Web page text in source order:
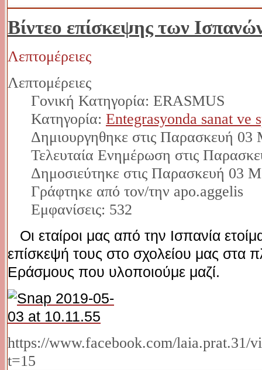
Βίντεο επίσκεψης των
Λεπτομέρειες
Λεπτομέρειες
Γονική Κατηγορία: ERASMUS
Κατηγορία: Entegrasyonda sanat ve
Δημιουργηθηκε στις Παρασκευή
Τελευταία Ενημέρωση στις
Δημοσιεύτηκε στις Παρασκευή 03
Γράφτηκε από τον/την apo.aggelis
Εμφανίσεις: 532
Οι εταίροι μας από την Ισπανία
επίσκεψή τους στο σχολείου μας στα
Εράσμους που υλοποιούμε μαζί.
https://www.facebook.com/laia.prat.31/
t=15